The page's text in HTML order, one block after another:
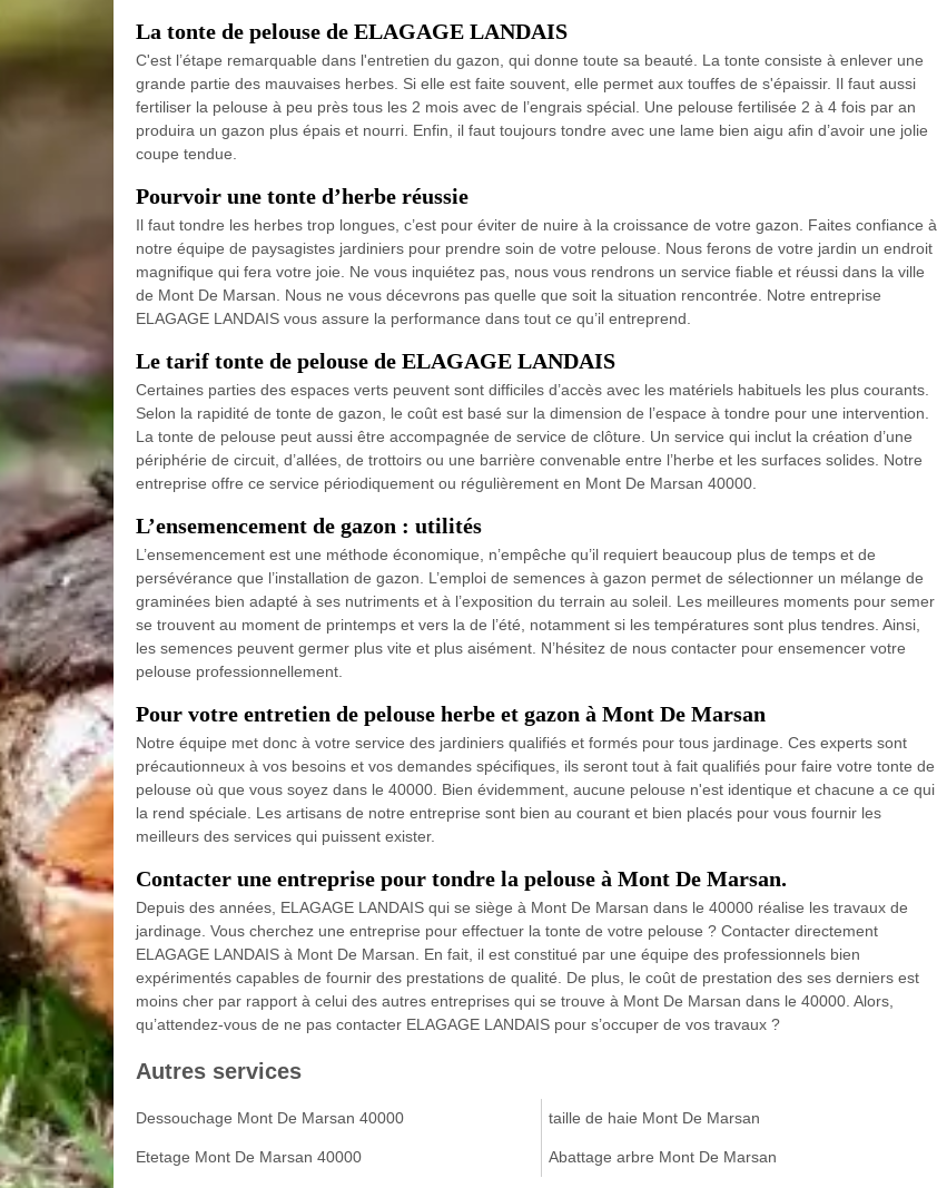
La tonte de pelouse de ELAGAGE LANDAIS
C'est l’étape remarquable dans l'entretien du gazon, qui donne toute sa beauté. La tonte consiste à enlever une
grande partie des mauvaises herbes. Si elle est faite souvent, elle permet aux touffes de s'épaissir. Il faut aussi
fertiliser la pelouse à peu près tous les 2 mois avec de l’engrais spécial. Une pelouse fertilisée 2 à 4 fois par an
produira un gazon plus épais et nourri. Enfin, il faut toujours tondre avec une lame bien aigu afin d’avoir une jolie
coupe tendue.
Pourvoir une tonte d’herbe réussie
Il faut tondre les herbes trop longues, c’est pour éviter de nuire à la croissance de votre gazon. Faites confiance à
notre équipe de paysagistes jardiniers pour prendre soin de votre pelouse. Nous ferons de votre jardin un endroit
magnifique qui fera votre joie. Ne vous inquiétez pas, nous vous rendrons un service fiable et réussi dans la ville
de Mont De Marsan. Nous ne vous décevrons pas quelle que soit la situation rencontrée. Notre entreprise
ELAGAGE LANDAIS vous assure la performance dans tout ce qu’il entreprend.
Le tarif tonte de pelouse de ELAGAGE LANDAIS
Certaines parties des espaces verts peuvent sont difficiles d’accès avec les matériels habituels les plus courants.
Selon la rapidité de tonte de gazon, le coût est basé sur la dimension de l’espace à tondre pour une intervention.
La tonte de pelouse peut aussi être accompagnée de service de clôture. Un service qui inclut la création d’une
périphérie de circuit, d’allées, de trottoirs ou une barrière convenable entre l’herbe et les surfaces solides. Notre
entreprise offre ce service périodiquement ou régulièrement en Mont De Marsan 40000.
L’ensemencement de gazon : utilités
L’ensemencement est une méthode économique, n’empêche qu’il requiert beaucoup plus de temps et de
persévérance que l’installation de gazon. L’emploi de semences à gazon permet de sélectionner un mélange de
graminées bien adapté à ses nutriments et à l’exposition du terrain au soleil. Les meilleures moments pour semer
se trouvent au moment de printemps et vers la de l’été, notamment si les températures sont plus tendres. Ainsi,
les semences peuvent germer plus vite et plus aisément. N’hésitez de nous contacter pour ensemencer votre
pelouse professionnellement.
Pour votre entretien de pelouse herbe et gazon à Mont De Marsan
Notre équipe met donc à votre service des jardiniers qualifiés et formés pour tous jardinage. Ces experts sont
précautionneux à vos besoins et vos demandes spécifiques, ils seront tout à fait qualifiés pour faire votre tonte de
pelouse où que vous soyez dans le 40000. Bien évidemment, aucune pelouse n'est identique et chacune a ce qui
la rend spéciale. Les artisans de notre entreprise sont bien au courant et bien placés pour vous fournir les
meilleurs des services qui puissent exister.
Contacter une entreprise pour tondre la pelouse à Mont De Marsan.
Depuis des années, ELAGAGE LANDAIS qui se siège à Mont De Marsan dans le 40000 réalise les travaux de
jardinage. Vous cherchez une entreprise pour effectuer la tonte de votre pelouse ? Contacter directement
ELAGAGE LANDAIS à Mont De Marsan. En fait, il est constitué par une équipe des professionnels bien
expérimentés capables de fournir des prestations de qualité. De plus, le coût de prestation des ses derniers est
moins cher par rapport à celui des autres entreprises qui se trouve à Mont De Marsan dans le 40000. Alors,
qu’attendez-vous de ne pas contacter ELAGAGE LANDAIS pour s’occuper de vos travaux ?
Autres services
Dessouchage Mont De Marsan 40000
Etetage Mont De Marsan 40000
taille de haie Mont De Marsan
Abattage arbre Mont De Marsan